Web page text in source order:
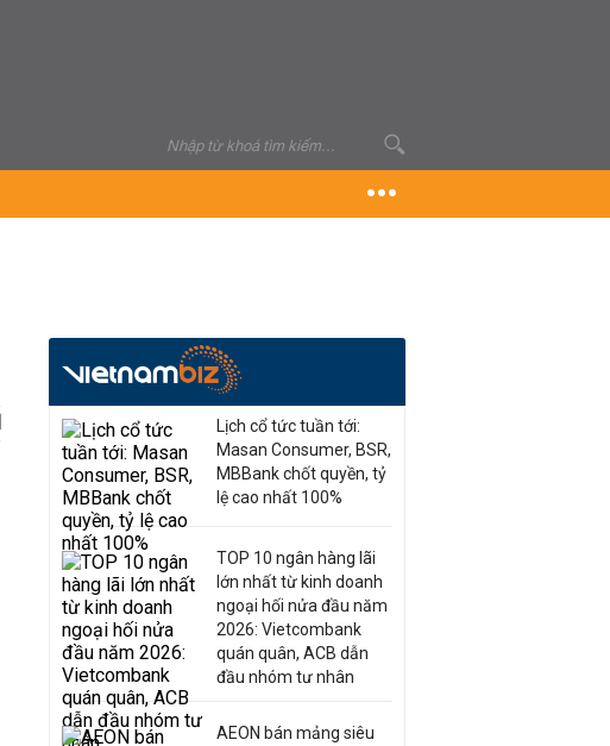
Lịch cổ tức tuần tới:
Masan Consumer, BSR,
MBBank chốt quyền, tỷ
lệ cao nhất 100%
TOP 10 ngân hàng lãi
lớn nhất từ kinh doanh
ngoại hối nửa đầu năm
2026: Vietcombank
quán quân, ACB dẫn
đầu nhóm tư nhân
AEON bán mảng siêu